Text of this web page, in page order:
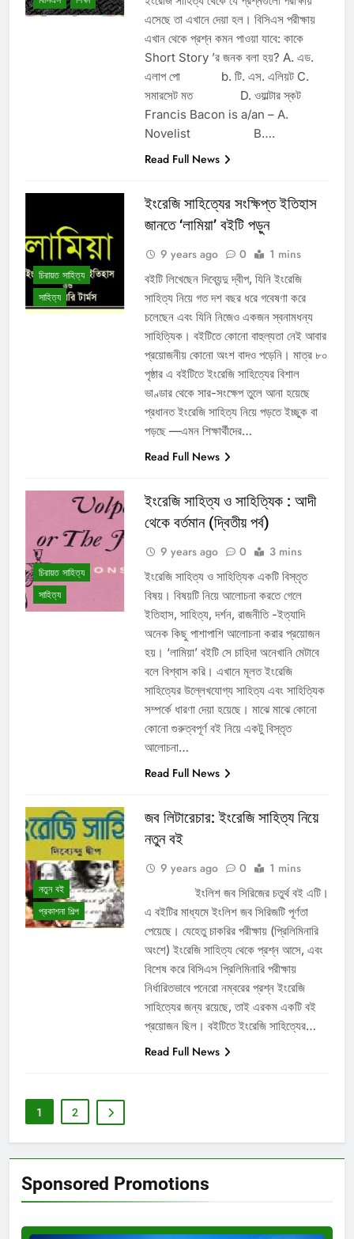
এসেছে তা এখানে দেয়া হল। বিসিএস পরীক্ষায়
এখান থেকে প্রশ্ন কমন পাওয়া যাবে: কাকে
Short Story ’র জনক বলা হয়? A. এড.
এলাপ পো b. টি. এস. এলিয়ট C.
সমারসেট মত D. ওয়াল্টার স্কট
Francis Bacon is a/an – A.
Novelist B….
Read Full News
চিরায়ত সাহিত্য
সাহিত্য
ইংরেজি সাহিত্যের সংক্ষিপ্ত ইতিহাস
জানতে ‘লামিয়া’ বইটি পড়ুন
9 years ago 0 1 mins
বইটি লিখেছেন দিব্যেন্দু দ্বীপ, যিনি ইংরেজি
সাহিত্য নিয়ে গত দশ বছর ধরে গবেষণা করে
চলেছেন এবং যিনি নিজেও একজন স্বনামধন্য
সাহিত্যিক। বইটিতে কোনো বাহুল্যতা নেই আবার
প্রয়োজনীয় কোনো অংশ বাদও পড়েনি। মাত্র ৮০
পৃষ্ঠার এ বইটিতে ইংরেজি সাহিত্যের বিশাল
ভাণ্ডার থেকে সার-সংক্ষেপ তুলে আনা হয়েছে
প্রধানত ইংরেজি সাহিত্য নিয়ে পড়তে ইচ্ছুক বা
পড়ছে —এমন শিক্ষার্থীদের…
Read Full News
চিরায়ত সাহিত্য
সাহিত্য
ইংরেজি সাহিত্য ও সাহিত্যিক : আদী
থেকে বর্তমান (দ্বিতীয় পর্ব)
9 years ago 0 3 mins
ইংরেজি সাহিত্য ও সাহিত্যিক একটি বিস্তৃত
বিষয়। বিষয়টি নিয়ে আলোচনা করতে গেলে
ইতিহাস, সাহিত্য, দর্শন, রাজনীতি -ইত্যাদি
অনেক কিছু পাশাপাশি আলোচনা করার প্রয়োজন
হয়। ‘লামিয়া’ বইটি সে চাহিদা অনেখানি মেটাবে
বলে বিশ্বাস করি। এখানে মূলত ইংরেজি
সাহিত্যের উল্লেখযোগ্য সাহিত্য এবং সাহিত্যিক
সম্পর্কে ধারণা দেয়া হয়েছে। মাঝে মাঝে কোনো
কোনো গুরুত্বপূর্ণ বই নিয়ে একটু বিস্তৃত
আলোচনা…
Read Full News
নতুন বই
প্রকাশনা শিল্প
জব লিটারেচার: ইংরেজি সাহিত্য নিয়ে
নতুন বই
9 years ago 0 1 mins
ইংলিশ জব সিরিজের চতুর্থ বই এটি।
এ বইটির মাধ্যমে ইংলিশ জব সিরিজটি পূর্ণতা
পেয়েছে। যেহেতু চাকরির পরীক্ষায় (প্রিলিমিনারি
অংশে) ইংরেজি সাহিত্য থেকে প্রশ্ন আসে, এবং
বিশেষ করে বিসিএস প্রিলিমিনারি পরীক্ষায়
নির্ধারিতভাবে পনেরো নম্বরের প্রশ্ন ইংরেজি
সাহিত্যের জন্য রয়েছে, তাই এরকম একটি বই
প্রয়োজন ছিল। বইটিতে ইংরেজি সাহিত্যের…
Read Full News
1 2
Sponsored Promotions